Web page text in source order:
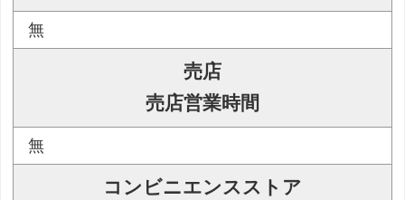
無
売店
売店営業時間
無
コンビニエンスストア